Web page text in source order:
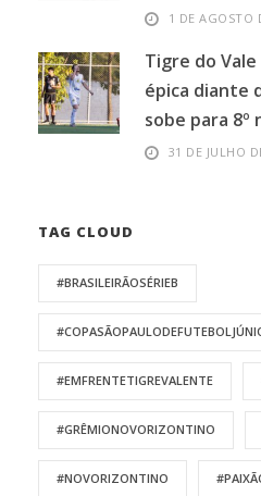
1 DE AGOSTO
Tigre do
épica diante
sobe para 8º
31 DE JULHO
TAG CLOUD
#BRASILEIRÃOSÉRIEB
#EMFRENTETIGREVALENTE
#GRÊMIONOVORIZONTINO
#NOVORIZONTINO